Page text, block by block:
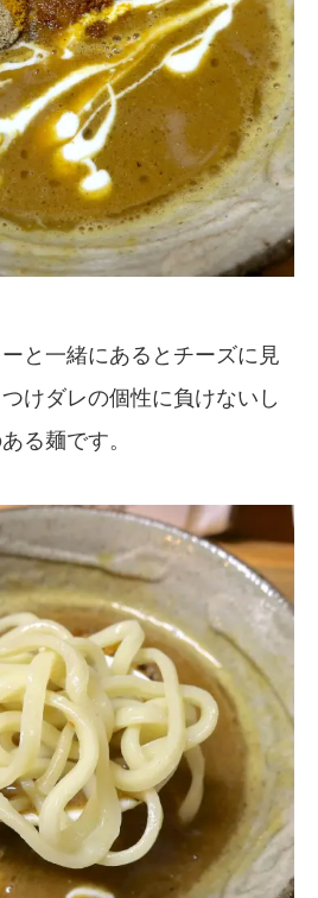
と一緒にあるとチーズに見
けダレの個性に負けないし
る麺です。